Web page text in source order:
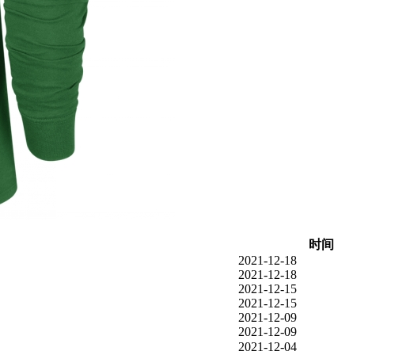
时间
2021-12-18
2021-12-18
2021-12-15
2021-12-15
2021-12-09
2021-12-09
2021-12-04